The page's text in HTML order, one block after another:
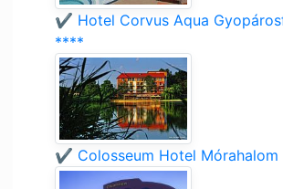
✔️ Hotel Corvus Aqua
****
✔️ Colosseum Hotel